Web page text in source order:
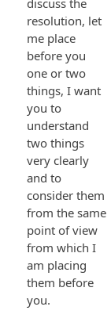
resolution, let
me place
before you
one or two
things, I want
you to
understand
two things
very clearly
and to
consider them
from the same
point of view
from which I
am placing
them before
you.